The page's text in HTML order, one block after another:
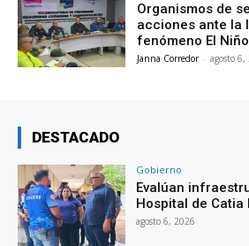
Organismos de
acciones ante la
fenómeno El Niño
Janna Corredor - agosto 6,
DESTACADO
Gobierno
Evalúan
Hospital de Catia
agosto 6, 2026